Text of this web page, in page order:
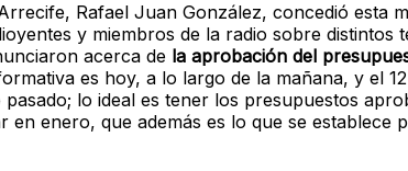
Rafael Juan González, concedió esta
y miembros de la radio sobre distintos
acerca de la aprobación del
es hoy, a lo largo de la mañana, y el
lo ideal es tener los presupuestos
en enero, que además es lo que se